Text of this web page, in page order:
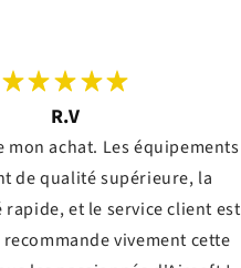
R.V
mon achat. Les équipements
de qualité supérieure, la
rapide, et le service client est
vivement cette